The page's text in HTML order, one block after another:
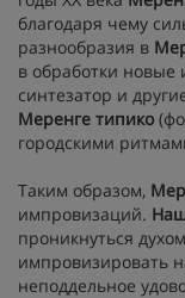
благодаря чему
разнообразия в
в обработки новые
синтезатор и
Меренге типико
городскими
Таким образом,
импровизаций.
проникнуться
импровизировать
неподдельное